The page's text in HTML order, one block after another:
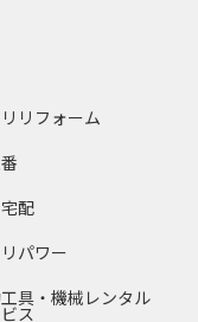
リフォーム
配
パワー
具・機械レンタル
ス